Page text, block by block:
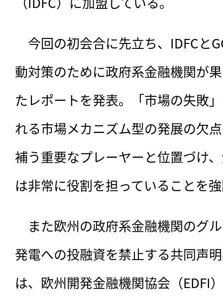
今回の初会合に先立ち、IDFCと
動対策のために政府系金融機関が
たレポートを発表。「市場の失敗
れる市場メカニズム型の発展の欠
補う重要なプレーヤーと位置づけ
は非常に役割を担っていることを
また欧州の政府系金融機関のグ
発電への投融資を禁止する共同声
は、欧州開発金融機関協会（EDFI